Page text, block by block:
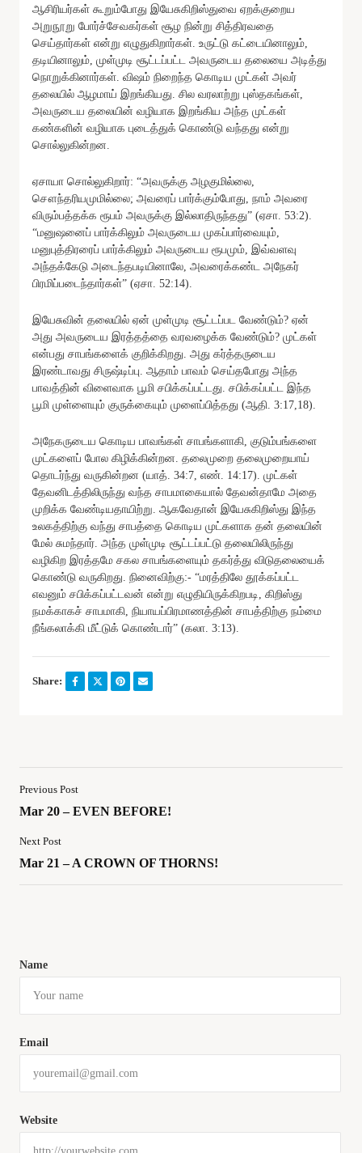
ஆசிரியர்கள் கூறும்போது இயேசுகிறிஸ்துவை ஏறக்குறைய
அறுநூறு போர்ச்சேவகர்கள் சூழ நின்று சித்திரவதை
செய்தார்கள் என்று எழுதுகிறார்கள். உருட்டு கட்டையினாலும்,
தடியினாலும், முள்முடி சூட்டப்பட்ட அவருடைய தலையை அடித்து
நொறுக்கினார்கள். விஷம் நிறைந்த கொடிய முட்கள் அவர்
தலையில் ஆழமாய் இறங்கியது. சில வரலாற்று புஸ்தகங்கள்,
அவருடைய தலையின் வழியாக இறங்கிய அந்த முட்கள்
கண்களின் வழியாக புடைத்துக் கொண்டு வந்தது என்று
சொல்லுகின்றன.
ஏசாயா சொல்லுகிறார்: “அவருக்கு அழகுமில்லை,
சௌந்தரியமுமில்லை; அவரைப் பார்க்கும்போது, நாம் அவரை
விரும்பத்தக்க ரூபம் அவருக்கு இல்லாதிருந்தது” (ஏசா. 53:2).
“மனுஷனைப் பார்க்கிலும் அவருடைய முகப்பார்வையும்,
மனுபுத்திரரைப் பார்க்கிலும் அவருடைய ரூபமும், இவ்வளவு
அந்தக்கேடு அடைந்தபடியினாலே, அவரைக்கண்ட அநேகர்
பிரமிப்படைந்தார்கள்” (ஏசா. 52:14).
இயேசுவின் தலையில் ஏன் முள்முடி சூட்டப்பட வேண்டும்? ஏன்
அது அவருடைய இரத்தத்தை வரவழைக்க வேண்டும்? முட்கள்
என்பது சாபங்களைக் குறிக்கிறது. அது கர்த்தருடைய
இரண்டாவது சிருஷ்டிப்பு. ஆதாம் பாவம் செய்தபோது அந்த
பாவத்தின் விளைவாக பூமி சபிக்கப்பட்டது. சபிக்கப்பட்ட இந்த
பூமி முள்ளையும் குருக்கையும் முளைப்பித்தது (ஆதி. 3:17,18).
அநேகருடைய கொடிய பாவங்கள் சாபங்களாகி, குடும்பங்களை
முட்களைப் போல கிழிக்கின்றன. தலைமுறை தலைமுறையாய்
தொடர்ந்து வருகின்றன (யாத். 34:7, எண். 14:17). முட்கள்
தேவனிடத்திலிருந்து வந்த சாபமாகையால் தேவன்தாமே அதை
முறிக்க வேண்டியதாயிற்று. ஆகவேதான் இயேசுகிறிஸ்து இந்த
உலகத்திற்கு வந்து சாபத்தை கொடிய முட்களாக தன் தலையின்
மேல் சுமந்தார். அந்த முள்முடி சூட்டப்பட்டு தலையிலிருந்து
வழிகிற இரத்தமே சகல சாபங்களையும் தகர்த்து விடுதலையைக்
கொண்டு வருகிறது. நினைவிற்கு:- “மரத்திலே தூக்கப்பட்ட
எவனும் சபிக்கப்பட்டவன் என்று எழுதியிருக்கிறபடி, கிறிஸ்து
நமக்காகச் சாபமாகி, நியாயப்பிரமாணத்தின் சாபத்திற்கு நம்மை
நீங்கலாக்கி மீட்டுக் கொண்டார்” (கலா. 3:13).
Share:
Previous Post
Mar 20 – EVEN BEFORE!
Next Post
Mar 21 – A CROWN OF THORNS!
Name
Email
Website